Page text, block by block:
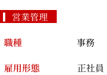
▎営業管理
職種
事務
雇用形態
正社員